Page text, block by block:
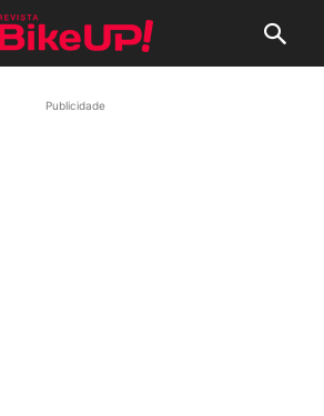
Publicidade